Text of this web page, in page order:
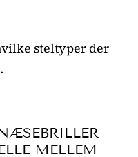
steltyper der
MELLEM